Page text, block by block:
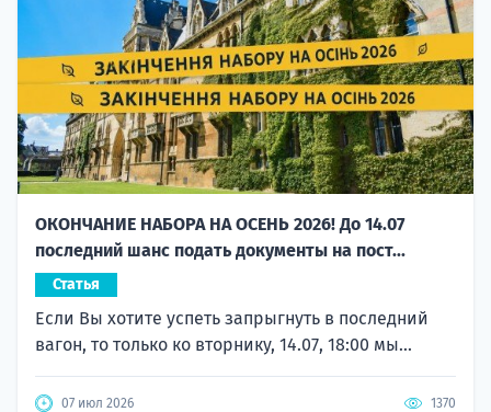
ОКОНЧАНИЕ НАБОРА НА ОСЕНЬ 2026! До 14.07
последний шанс подать документы на пост...
Статья
Если Вы хотите успеть запрыгнуть в последний
вагон, то только ко вторнику, 14.07, 18:00 мы...
07 июл 2026 1370